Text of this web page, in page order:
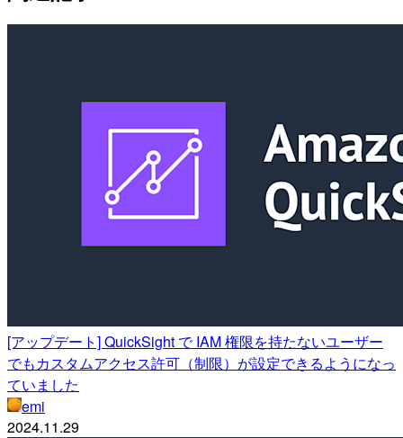
[アップデート] QuickSight で IAM 権限を持たないユーザー
でもカスタムアクセス許可（制限）が設定できるようになっ
ていました
emi
2024.11.29